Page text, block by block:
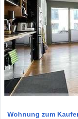
Wohnung zum